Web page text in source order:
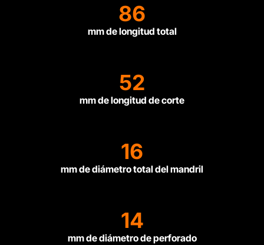
86
mm de longitud total
52
mm de longitud de corte
16
mm de diámetro total del mandril
14
mm de diámetro de perforado